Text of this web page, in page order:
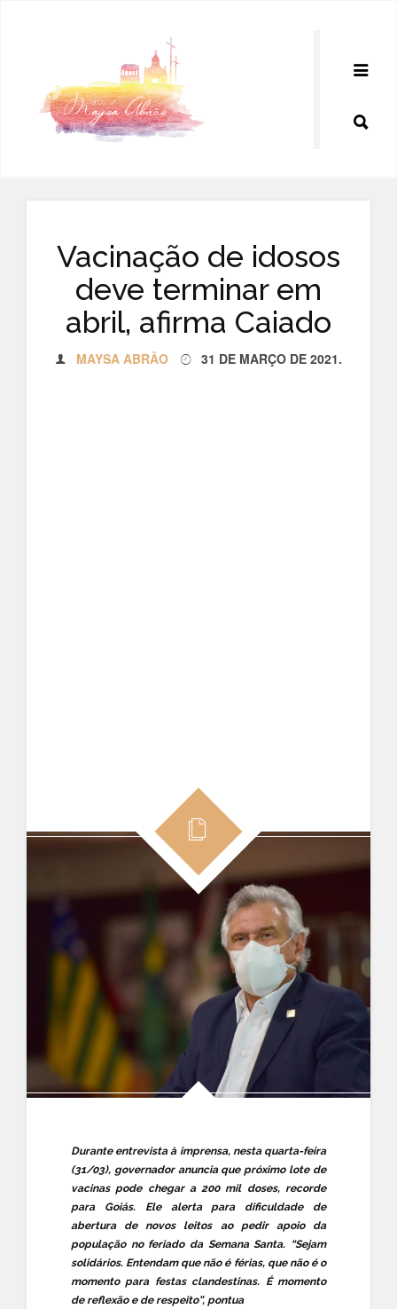
Vacinação de idosos
deve terminar em
abril, afirma Caiado
MAYSA ABRÃO 31 DE MARÇO DE 2021.
Durante entrevista à imprensa, nesta quarta-feira
(31/03), governador anuncia que próximo lote de
vacinas pode chegar a 200 mil doses, recorde
para Goiás. Ele alerta para dificuldade de
abertura de novos leitos ao pedir apoio da
população no feriado da Semana Santa. “Sejam
solidários. Entendam que não é férias, que não é o
momento para festas clandestinas. É momento
de reflexão e de respeito”, pontua